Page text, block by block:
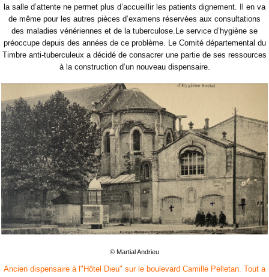
la salle d’attente ne permet plus d’accueillir les patients dignement. Il en va
de même pour les autres pièces d’examens réservées aux consultations
des maladies vénériennes et de la tuberculose.Le service d’hygiène se
préoccupe depuis des années de ce problème. Le Comité départemental du
Timbre anti-tuberculeux a décidé de consacrer une partie de ses ressources
à la construction d’un nouveau dispensaire.
© Martial Andrieu
Ancien dispensaire à l"Hôtel Dieu" sur le boulevard Camille Pelletan. Tout a